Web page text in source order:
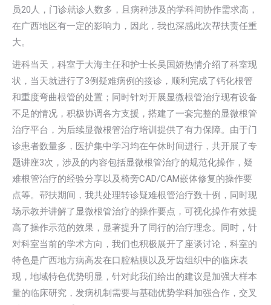
员20人，门诊就诊人数多，且病种涉及的学科间协作需求高，
在广西地区有一定的影响力，因此，我也深感此次帮扶责任重
大。
进科当天，科室于大海主任和护士长吴国娇热情介绍了科室现
状，当天就进行了3例疑难病例的接诊，顺利完成了钙化根管
和重度弯曲根管的处置；同时针对开展显微根管治疗现有设备
不足的情况，积极协调各方支援，搭建了一套完整的显微根管
治疗平台，为后续显微根管治疗培训提供了有力保障。由于门
诊患者数量多，医护集中学习均在午休时间进行，共开展了专
题讲座3次，涉及的内容包括显微根管治疗的规范化操作，疑
难根管治疗的经验分享以及椅旁CAD/CAM嵌体修复的操作要
点等。帮扶期间，我共处理转诊疑难根管治疗数十例，同时现
场示教并讲解了显微根管治疗的操作要点，可视化操作有效提
高了操作示范的效果，显著提升了同行的治疗理念。同时，针
对科室当前的学术方向，我们也积极展开了座谈讨论，科室的
特色是广西地方病高发在口腔粘膜以及牙齿组织中的临床表
现，地域特色优势明显，针对此我们给出的建议是加强大样本
量的临床研究，发病机制需要与基础优势学科加强合作，交叉